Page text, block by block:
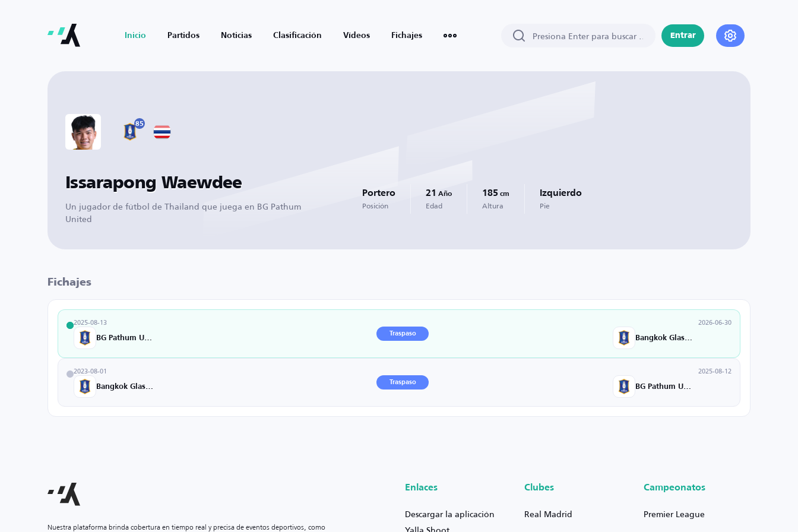
Inicio Partidos Noticias Clasificación Vídeos Fichajes Entrar
85
Issarapong Waewdee
Un jugador de fútbol de Thailand que juega en BG Pathum
United
Portero
Posición
21 Año
Edad
185 cm
Altura
Izquierdo
Pie
Fichajes
2025-08-13
Traspaso
2026-06-30
2023-08-01
Traspaso
2025-08-12
Nuestra plataforma brinda cobertura en tiempo real y precisa de eventos deportivos, como
Enlaces
Descargar la aplicación
Clubes
Real Madrid
Campeonatos
Premier League